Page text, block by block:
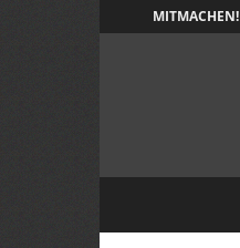
MITMACHEN!